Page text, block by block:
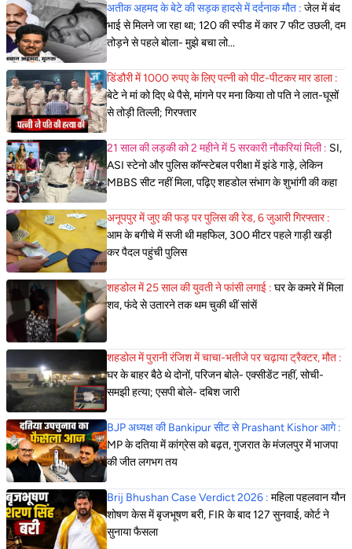
अतीक अहमद के बेटे की सड़क हादसे में दर्दनाक मौत : जेल में बंद
भाई से मिलने जा रहा था; 120 की स्पीड में कार 7 फीट उछली, दम
तोड़ने से पहले बोला- मुझे बचा लो...
डिंडौरी में 1000 रुपए के लिए पत्नी को पीट-पीटकर मार डाला :
बेटे ने मां को दिए थे पैसे, मांगने पर मना किया तो पति ने लात-घूसों
से तोड़ी तिल्ली; गिरफ्तार
21 साल की लड़की को 2 महीने में 5 सरकारी नौकरियां मिली : SI,
ASI स्टेनो और पुलिस कॉन्स्टेबल परीक्षा में झंडे गाड़े, लेकिन
MBBS सीट नहीं मिला, पढ़िए शहडोल संभाग के शुभांगी की कहा
अनूपपुर में जुए की फड़ पर पुलिस की रेड, 6 जुआरी गिरफ्तार :
आम के बगीचे में सजी थी महफिल, 300 मीटर पहले गाड़ी खड़ी
कर पैदल पहुंची पुलिस
शहडोल में 25 साल की युवती ने फांसी लगाई : घर के कमरे में मिला
शव, फंदे से उतारने तक थम चुकी थीं सांसें
शहडोल में पुरानी रंजिश में चाचा-भतीजे पर चढ़ाया ट्रैक्टर, मौत :
घर के बाहर बैठे थे दोनों, परिजन बोले- एक्सीडेंट नहीं, सोची-
समझी हत्या; एसपी बोले- दबिश जारी
BJP अध्यक्ष की Bankipur सीट से Prashant Kishor आगे :
MP के दतिया में कांग्रेस को बढ़त, गुजरात के मंजलपुर में भाजपा
की जीत लगभग तय
Brij Bhushan Case Verdict 2026 : महिला पहलवान यौन
शोषण केस में बृजभूषण बरी, FIR के बाद 127 सुनवाई, कोर्ट ने
सुनाया फैसला